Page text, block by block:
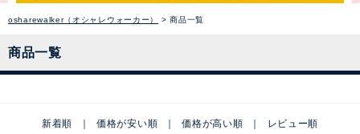
osharewalker（オシャレウォーカー） 商品一覧
商品一覧
新着順 価格が安い順 価格が高い順 レビュー順